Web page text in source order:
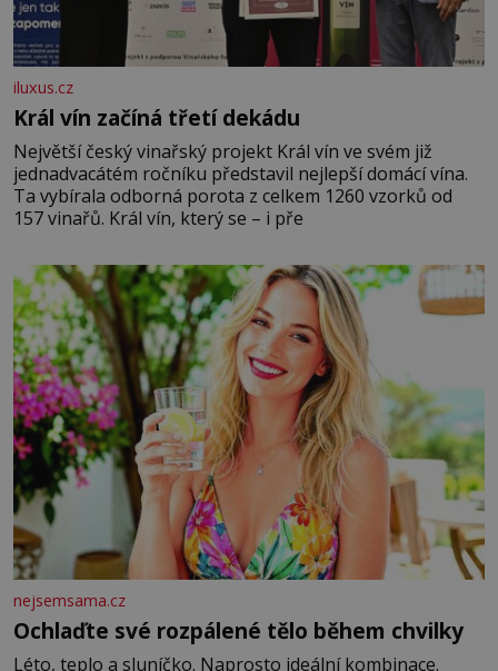
iluxus.cz
Král vín začíná třetí dekádu
Největší český vinařský projekt Král vín ve svém již
jednadvacátém ročníku představil nejlepší domácí vína.
Ta vybírala odborná porota z celkem 1260 vzorků od
157 vinařů. Král vín, který se – i pře
nejsemsama.cz
Ochlaďte své rozpálené tělo během chvilky
Léto, teplo a sluníčko. Naprosto ideální kombinace.